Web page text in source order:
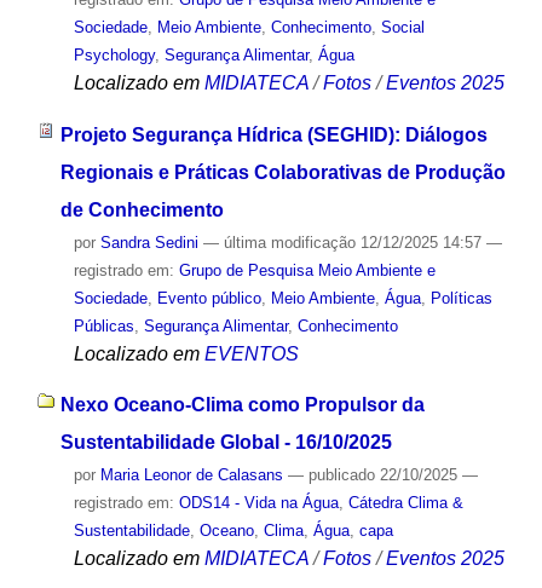
Sociedade, Meio Ambiente, Conhecimento, Social
Psychology, Segurança Alimentar, Água
Localizado em MIDIATECA /Fotos /Eventos 2025
Projeto Segurança Hídrica (SEGHID): Diálogos
Regionais e Práticas Colaborativas de Produção
de Conhecimento
por Sandra Sedini — última modificação12/12/2025 14:57 —
registrado em: Grupo de Pesquisa Meio Ambiente e
Sociedade, Evento público, Meio Ambiente, Água, Políticas
Públicas Segurança Alimentar, Conhecimento
Localizado em EVENTOS
Nexo Oceano-Clima como Propulsor da
Sustentabilidade Global - 16/10/2025
por Maria Leonor de Calasans — publicado22/10/2025 —
registrado em: ODS14 - Vida na Água, Cátedra Clima &
Sustentabilidade, Oceano, Clima, Água, capa
Localizado em MIDIATECA /Fotos /Eventos 2025